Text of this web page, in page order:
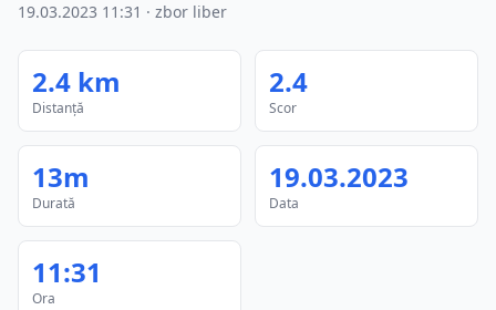
19.03.2023 11:31 · zbor liber
2.4 km
Distanță
2.4
Scor
13m
Durată
19.03.2023
Data
11:31
Ora